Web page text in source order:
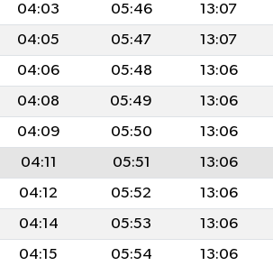
04:03 05:46 13:07
04:05 05:47 13:07
04:06 05:48 13:06
04:08 05:49 13:06
04:09 05:50 13:06
04:11 05:51 13:06
04:12 05:52 13:06
04:14 05:53 13:06
04:15 05:54 13:06